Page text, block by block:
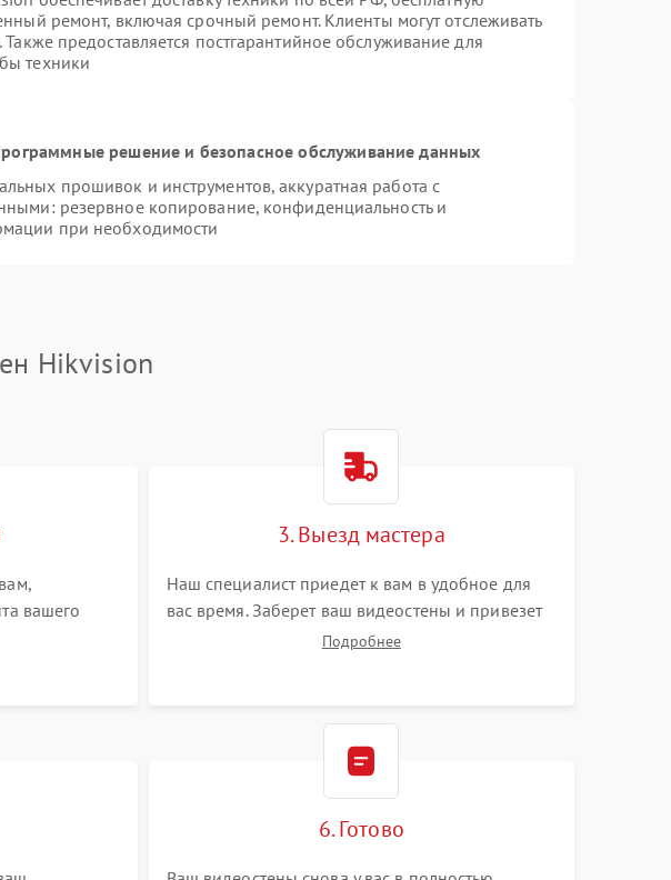
ремонт, включая срочный ремонт. Клиенты могут отслеживать
Также предоставляется постгарантийное обслуживание для
техники
решение и безопасное обслуживание данных
прошивок и инструментов, аккуратная работа с
резервное копирование, конфиденциальность и
при необходимости
Hikvision
вашего
вопросы.
3. Выезд мастера
Наш специалист приедет к вам в удобное для
вас время. Заберет ваш видеостены и привезет
на склад для диагностики.
Подробнее
6. Готово